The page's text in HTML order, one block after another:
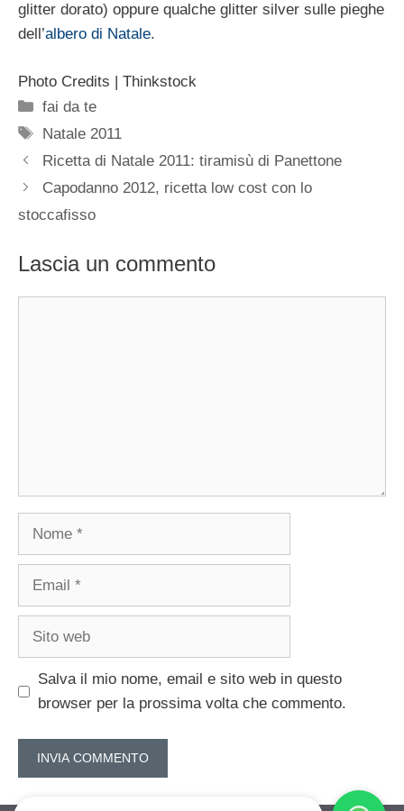
glitter dorato) oppure qualche glitter silver sulle pieghe
dell’albero di Natale.
Photo Credits | Thinkstock
Categorie
fai da te
Tag
Natale 2011
Ricetta di Natale 2011: tiramisù di Panettone
Capodanno 2012, ricetta low cost con lo
stoccafisso
Lascia un commento
Nome
Email
Sito
Salva il mio nome, email e sito web in questo
browser per la prossima volta che commento.